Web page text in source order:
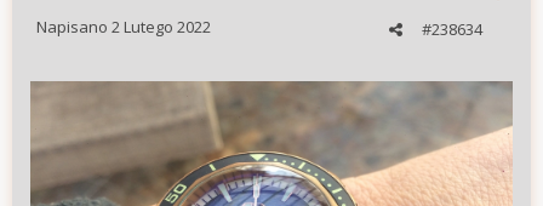
#238634
Napisano 2 Lutego 2022